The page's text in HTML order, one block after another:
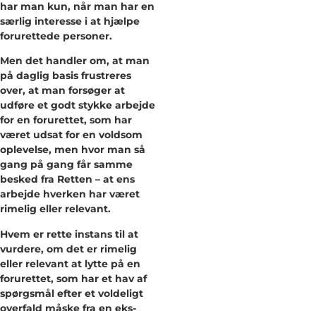
har man kun, når man har en
særlig interesse i at hjælpe
forurettede personer.
Men det handler om, at man
på daglig basis frustreres
over, at man forsøger at
udføre et godt stykke arbejde
for en forurettet, som har
været udsat for en voldsom
oplevelse, men hvor man så
gang på gang får samme
besked fra Retten – at ens
arbejde hverken har været
rimelig eller relevant.
Hvem er rette instans til at
vurdere, om det er rimelig
eller relevant at lytte på en
forurettet, som har et hav af
spørgsmål efter et voldeligt
overfald måske fra en eks-